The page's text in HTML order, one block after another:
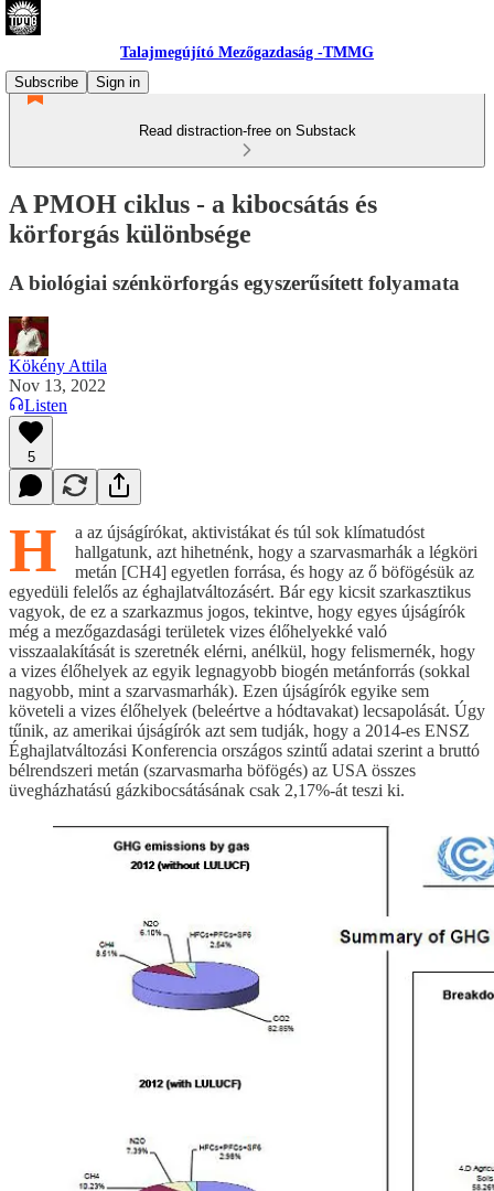
Talajmegújító Mezőgazdaság -TMMG
Subscribe
Sign in
Read distraction-free on Substack
A PMOH ciklus - a kibocsátás és
körforgás különbsége
A biológiai szénkörforgás egyszerűsített folyamata
Kökény Attila
Nov 13, 2022
Listen
5
H
a az újságírókat, aktivistákat és túl sok klímatudóst
hallgatunk, azt hihetnénk, hogy a szarvasmarhák a légköri
metán [CH4] egyetlen forrása, és hogy az ő böfögésük az
egyedüli felelős az éghajlatváltozásért. Bár egy kicsit szarkasztikus
vagyok, de ez a szarkazmus jogos, tekintve, hogy egyes újságírók
még a mezőgazdasági területek vizes élőhelyekké való
visszaalakítását is szeretnék elérni, anélkül, hogy felismernék, hogy
a vizes élőhelyek az egyik legnagyobb biogén metánforrás (sokkal
nagyobb, mint a szarvasmarhák). Ezen újságírók egyike sem
követeli a vizes élőhelyek (beleértve a hódtavakat) lecsapolását. Úgy
tűnik, az amerikai újságírók azt sem tudják, hogy a 2014-es ENSZ
Éghajlatváltozási Konferencia országos szintű adatai szerint a bruttó
bélrendszeri metán (szarvasmarha böfögés) az USA összes
üvegházhatású gázkibocsátásának csak 2,17%-át teszi ki.